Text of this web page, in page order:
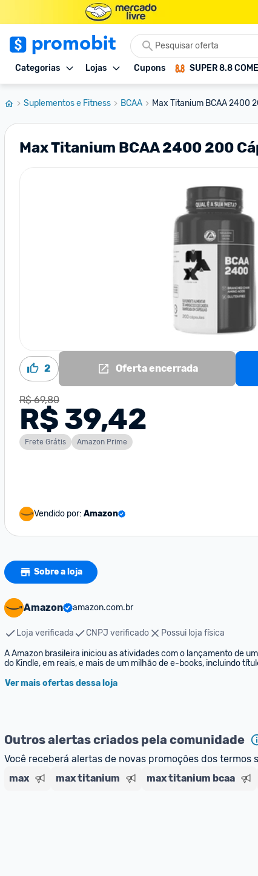
Categorias Lojas Cupons SUPER 8.8
Suplementos e Fitness BCAA Max Titanium BCAA 2400
Max Titanium BCAA 2400 200
2 Oferta encerrada
R$ 69,80
R$ 39,42
Frete Grátis Amazon Prime
Vendido por: Amazon
Sobre a loja
Amazon amazon.com.br
Loja verificada CNPJ verificado
Possui loja física
A Amazon brasileira iniciou as atividades com o lançamento de
do Kindle, em reais, e mais de um milhão de e-books, incluindo
Ver mais ofertas dessa loja
Outros alertas criados pela comunidade
Você receberá alertas de novas promoções dos termos
max
max titanium max titanium bcaa